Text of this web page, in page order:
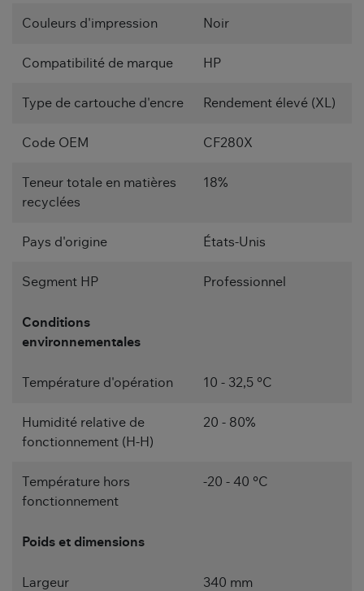
Couleurs d'impression Noir
Compatibilité de marque HP
Type de cartouche d'encre Rendement élevé (XL)
Code OEM CF280X
Teneur totale en matières
recyclées
18%
Pays d'origine États-Unis
Segment HP Professionnel
Conditions
environnementales
Température d'opération 10 - 32,5 °C
Humidité relative de
fonctionnement (H-H)
20 - 80%
Température hors
fonctionnement
-20 - 40 °C
Poids et dimensions
Largeur 340 mm